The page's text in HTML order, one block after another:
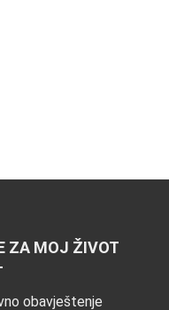
ZA MOJ ŽIVOT
obavještenje